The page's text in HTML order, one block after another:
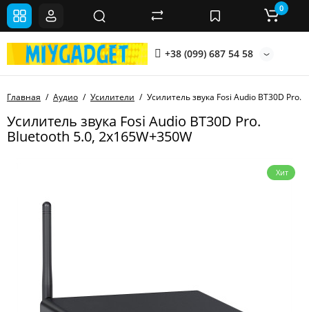
+38 (099) 687 54 58
0
Главная Аудио Усилители Усилитель звука Fosi Audio BT30D Pro.
Усилитель звука Fosi Audio BT30D Pro.
Bluetooth 5.0, 2x165W+350W
Хит